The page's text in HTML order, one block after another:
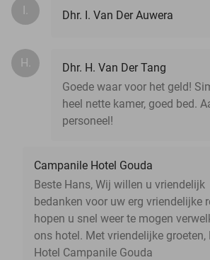
I. Dhr. I. Van Der Auwera
H.
Dhr. H. Van Der Tang
Goede waar voor het geld!
heel nette kamer, goed bed.
personeel!
Campanile Hotel Gouda
Beste Hans, Wij willen u vriendelijk
bedanken voor uw erg vriendelijke
hopen u snel weer te mogen
ons hotel. Met vriendelijke groeten,
Hotel Campanile Gouda